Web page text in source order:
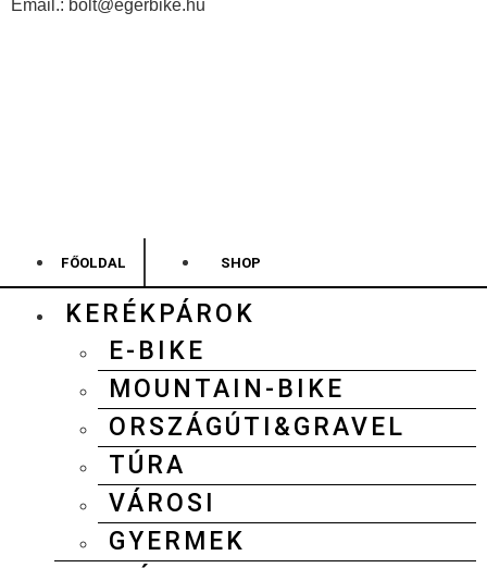
Email.: bolt@egerbike.hu
FŐOLDAL SHOP
KERÉKPÁROK
E-BIKE
MOUNTAIN-BIKE
ORSZÁGÚTI&GRAVEL
TÚRA
VÁROSI
GYERMEK